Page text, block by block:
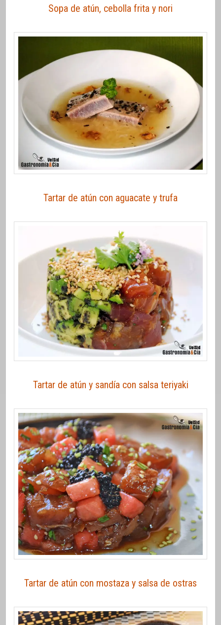
Sopa de atún, cebolla frita y nori
Tartar de atún con aguacate y trufa
Tartar de atún y sandía con salsa teriyaki
Tartar de atún con mostaza y salsa de ostras